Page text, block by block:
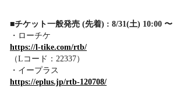
■チケット一般発売 (先着) : 8/31(土) 10:00 〜
・ローチケ
https://l-tike.com/rtb/
（Lコード：22337）
・イープラス
https://eplus.jp/rtb-120708/